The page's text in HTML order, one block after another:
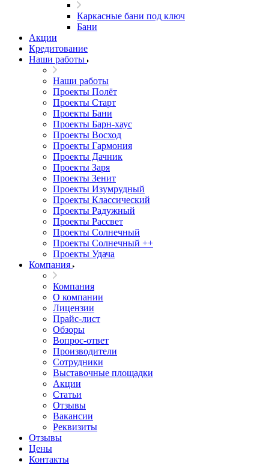
Каркасные бани под ключ
Бани
Акции
Кредитование
Наши работы
Наши работы
Проекты Полёт
Проекты Старт
Проекты Бани
Проекты Барн-хаус
Проекты Восход
Проекты Гармония
Проекты Дачник
Проекты Заря
Проекты Зенит
Проекты Изумрудный
Проекты Классический
Проекты Радужный
Проекты Рассвет
Проекты Солнечный
Проекты Солнечный ++
Проекты Удача
Компания
Компания
О компании
Лицензии
Прайс-лист
Обзоры
Вопрос-ответ
Производители
Сотрудники
Выставочные площадки
Акции
Статьи
Отзывы
Вакансии
Реквизиты
Отзывы
Цены
Контакты